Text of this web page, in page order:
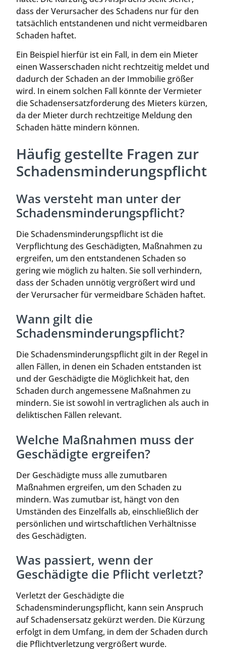
dass der Verursacher des Schadens nur für den
tatsächlich entstandenen und nicht vermeidbaren
Schaden haftet.
Ein Beispiel hierfür ist ein Fall, in dem ein Mieter
einen Wasserschaden nicht rechtzeitig meldet und
dadurch der Schaden an der Immobilie größer
wird. In einem solchen Fall könnte der Vermieter
die Schadensersatzforderung des Mieters kürzen,
da der Mieter durch rechtzeitige Meldung den
Schaden hätte mindern können.
Häufig gestellte Fragen zur
Schadensminderungspflicht
Was versteht man unter der
Schadensminderungspflicht?
Die Schadensminderungspflicht ist die
Verpflichtung des Geschädigten, Maßnahmen zu
ergreifen, um den entstandenen Schaden so
gering wie möglich zu halten. Sie soll verhindern,
dass der Schaden unnötig vergrößert wird und
der Verursacher für vermeidbare Schäden haftet.
Wann gilt die
Schadensminderungspflicht?
Die Schadensminderungspflicht gilt in der Regel in
allen Fällen, in denen ein Schaden entstanden ist
und der Geschädigte die Möglichkeit hat, den
Schaden durch angemessene Maßnahmen zu
mindern. Sie ist sowohl in vertraglichen als auch in
deliktischen Fällen relevant.
Welche Maßnahmen muss der
Geschädigte ergreifen?
Der Geschädigte muss alle zumutbaren
Maßnahmen ergreifen, um den Schaden zu
mindern. Was zumutbar ist, hängt von den
Umständen des Einzelfalls ab, einschließlich der
persönlichen und wirtschaftlichen Verhältnisse
des Geschädigten.
Was passiert, wenn der
Geschädigte die Pflicht verletzt?
Verletzt der Geschädigte die
Schadensminderungspflicht, kann sein Anspruch
auf Schadensersatz gekürzt werden. Die Kürzung
erfolgt in dem Umfang, in dem der Schaden durch
die Pflichtverletzung vergrößert wurde.